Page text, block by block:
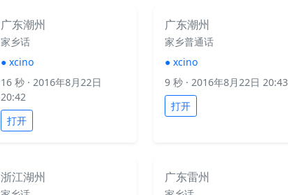
广东潮州
家乡话
● xcino
16 秒 · 2016年8月22日
20:42
打开
广东潮州
家乡普通话
● xcino
9 秒 · 2016年8月22日 20:43
打开
浙江湖州 广东雷州